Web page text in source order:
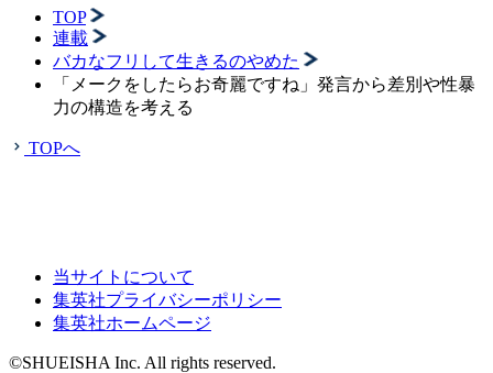
TOP
連載
バカなフリして生きるのやめた
「メークをしたらお奇麗ですね」発言から差別や性暴
力の構造を考える
TOPへ
当サイトについて
集英社プライバシーポリシー
集英社ホームページ
©SHUEISHA Inc. All rights reserved.